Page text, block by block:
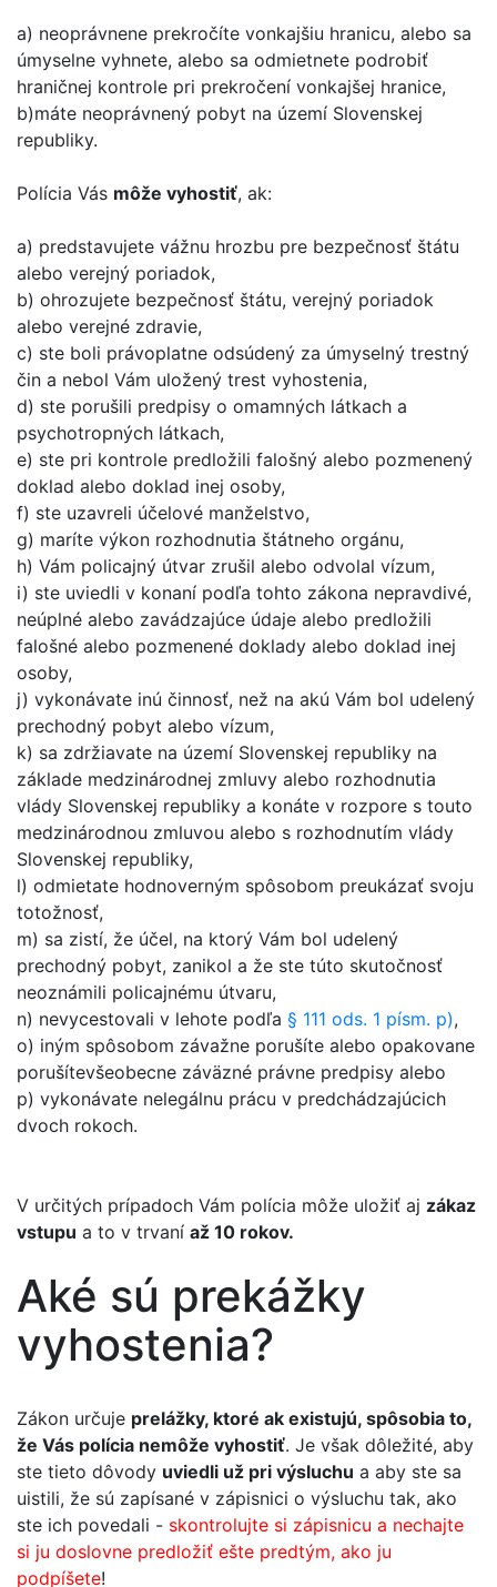
a) neoprávnene prekročíte vonkajšiu hranicu, alebo sa
úmyselne vyhnete, alebo sa odmietnete podrobiť
hraničnej kontrole pri prekročení vonkajšej hranice,
b)máte neoprávnený pobyt na území Slovenskej
republiky.
Polícia Vás môže vyhostiť, ak:
a) predstavujete vážnu hrozbu pre bezpečnosť štátu
alebo verejný poriadok,
b) ohrozujete bezpečnosť štátu, verejný poriadok
alebo verejné zdravie,
c) ste boli právoplatne odsúdený za úmyselný trestný
čin a nebol Vám uložený trest vyhostenia,
d) ste porušili predpisy o omamných látkach a
psychotropných látkach,
e) ste pri kontrole predložili falošný alebo pozmenený
doklad alebo doklad inej osoby,
f) ste uzavreli účelové manželstvo,
g) maríte výkon rozhodnutia štátneho orgánu,
h) Vám policajný útvar zrušil alebo odvolal vízum,
i) ste uviedli v konaní podľa tohto zákona nepravdivé,
neúplné alebo zavádzajúce údaje alebo predložili
falošné alebo pozmenené doklady alebo doklad inej
osoby,
j) vykonávate inú činnosť, než na akú Vám bol udelený
prechodný pobyt alebo vízum,
k) sa zdržiavate na území Slovenskej republiky na
základe medzinárodnej zmluvy alebo rozhodnutia
vlády Slovenskej republiky a konáte v rozpore s touto
medzinárodnou zmluvou alebo s rozhodnutím vlády
Slovenskej republiky,
l) odmietate hodnoverným spôsobom preukázať svoju
totožnosť,
m) sa zistí, že účel, na ktorý Vám bol udelený
prechodný pobyt, zanikol a že ste túto skutočnosť
neoznámili policajnému útvaru,
n) nevycestovali v lehote podľa § 111 ods. 1 písm. p),
o) iným spôsobom závažne porušíte alebo opakovane
porušítevšeobecne záväzné právne predpisy alebo
p) vykonávate nelegálnu prácu v predchádzajúcich
dvoch rokoch.
V určitých prípadoch Vám polícia môže uložiť aj zákaz
vstupu a to v trvaní až 10 rokov.
Aké sú prekážky
vyhostenia?
Zákon určuje prelážky, ktoré ak existujú, spôsobia to,
že Vás polícia nemôže vyhostiť. Je však dôležité, aby
ste tieto dôvody uviedli už pri výsluchu a aby ste sa
uistili, že sú zapísané v zápisnici o výsluchu tak, ako
ste ich povedali - skontrolujte si zápisnicu a nechajte
si ju doslovne predložiť ešte predtým, ako ju
podpíšete!